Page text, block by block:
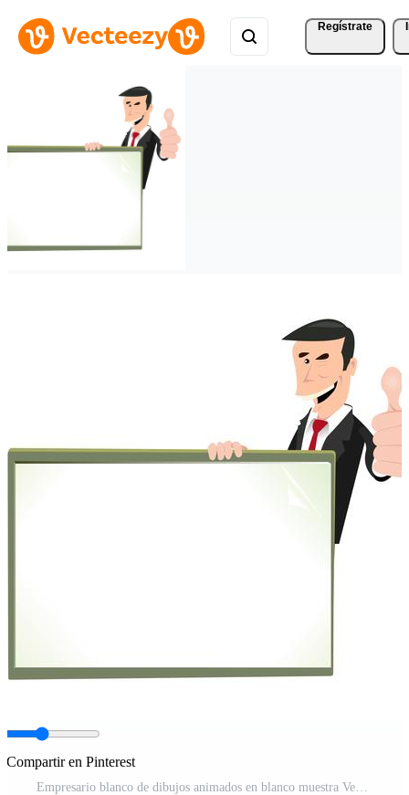
Regístrate
Compartir en Pinterest
Empresario blanco de dibujos animados en blanco muestra Vector Pro